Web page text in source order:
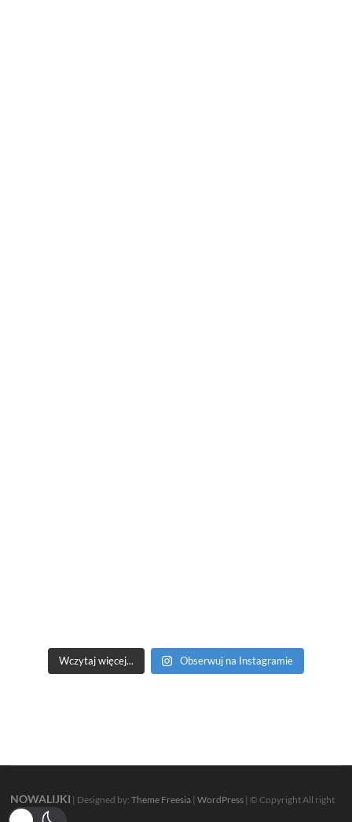
Wczytaj więcej... Obserwuj na Instagramie
NOWALIJKI | Designed by:Theme Freesia |WordPress | © Copyright All right
reserved